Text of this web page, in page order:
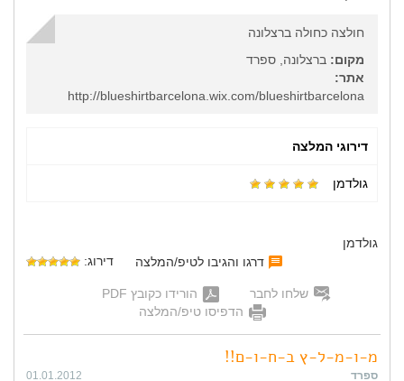
חולצה כחולה ברצלונה
מקום: ברצלונה, ספרד
אתר:
http://blueshirtbarcelona.wix.com/blueshirtbarcelona
דירוגי המלצה
גולדמן
גולדמן
דרגו והגיבו לטיפ/המלצה
דירוג:
שלחו לחבר
הורידו כקובץ PDF
הדפיסו טיפ/המלצה
מ-ו-מ-ל-ץ ב-ח-ו-ם!!
ספרד 01.01.2012